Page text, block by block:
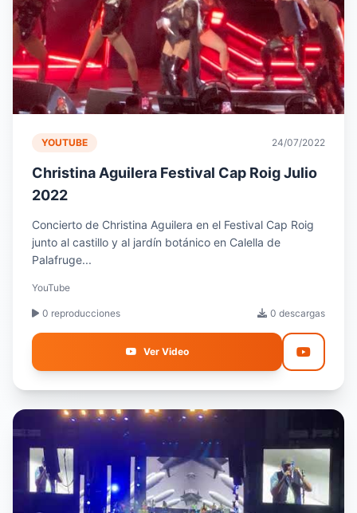
YOUTUBE 24/07/2022
Christina Aguilera Festival Cap Roig Julio
2022
Concierto de Christina Aguilera en el Festival Cap Roig
junto al castillo y al jardín botánico en Calella de
Palafruge...
YouTube
0 reproducciones 0 descargas
Ver Video